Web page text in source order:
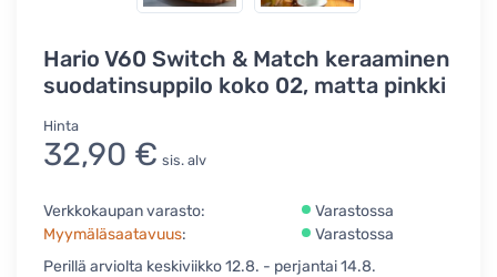
Hario V60 Switch & Match keraaminen
suodatinsuppilo koko 02, matta pinkki
Hinta
32,90 € sis. alv
Verkkokaupan varasto:
Varastossa
Myymäläsaatavuus:
Varastossa
Perillä arviolta keskiviikko 12.8. - perjantai 14.8.